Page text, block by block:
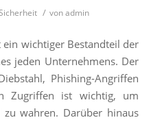
/ vonadmin
wichtiger Bestandteil der
jeden Unternehmens. Der
Phishing-Angriffen
Zugriffen ist wichtig, um
wahren. Darüber hinaus